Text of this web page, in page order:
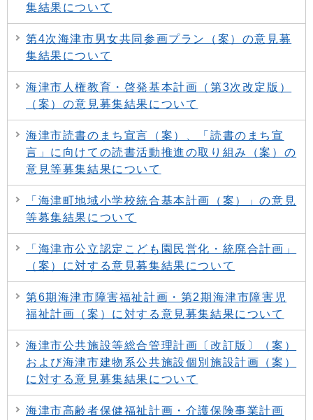
集結果について
第4次海津市男女共同参画プラン（案）の意見募
集結果について
海津市人権教育・啓発基本計画（第3次改定版）
（案）の意見募集結果について
海津市読書のまち宣言（案）、「読書のまち宣
言」に向けての読書活動推進の取り組み（案）の
意見等募集結果について
「海津町地域小学校統合基本計画（案）」の意見
等募集結果について
「海津市公立認定こども園民営化・統廃合計画」
（案）に対する意見募集結果について
第6期海津市障害福祉計画・第2期海津市障害児
福祉計画（案）に対する意見募集結果について
海津市公共施設等総合管理計画〔改訂版〕（案）
および海津市建物系公共施設個別施設計画（案）
に対する意見募集結果について
海津市高齢者保健福祉計画・介護保険事業計画